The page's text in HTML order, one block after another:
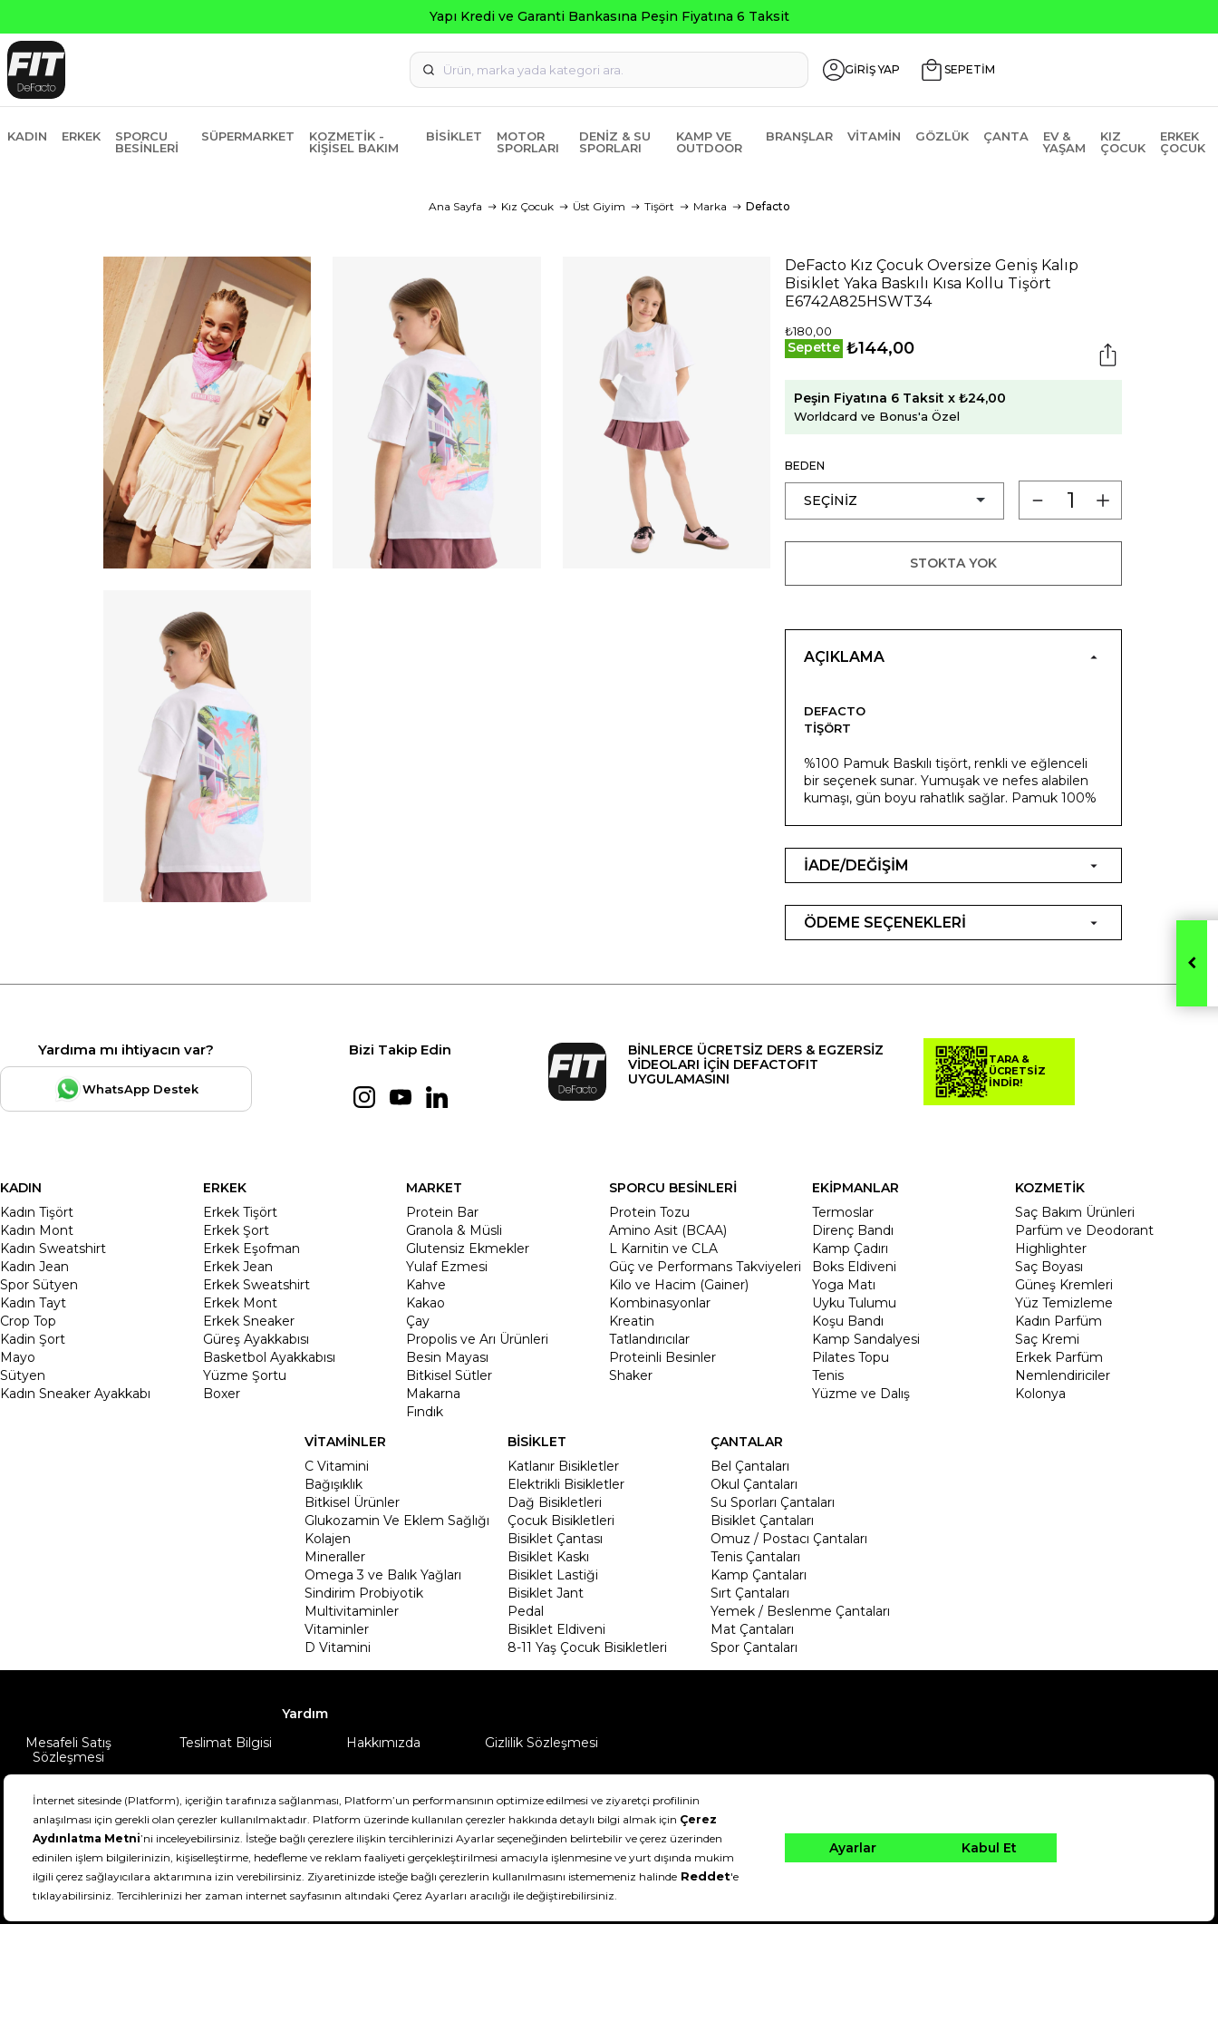
Yapı Kredi ve Garanti Bankasına Peşin Fiyatına 6 Taksit
GİRİŞ YAP SEPETİM
KADIN ERKEK
SPORCU
BESINLERI
SÜPERMARKET
KOZMETIK -
KIŞISEL BAKIM
BISIKLET
MOTOR
SPORLARI
DENIZ & SU
SPORLARI
KAMP VE
OUTDOOR
BRANŞLAR VITAMIN GÖZLÜK ÇANTA
EV &
YAŞAM
KIZ
ÇOCUK
ERKEK
ÇOCUK
Ana Sayfa Kız Çocuk Üst Giyim Tişört Marka Defacto
DeFacto Kız Çocuk Oversize Geniş Kalıp
Bisiklet Yaka Baskılı Kısa Kollu Tişört
E6742A825HSWT34
₺180,00
Sepette ₺144,00
Peşin Fiyatına 6 Taksit x ₺24,00
Worldcard ve Bonus'a Özel
BEDEN
STOKTA YOK
AÇIKLAMA
DEFACTO
TIŞÖRT
%100 Pamuk Baskılı tişört, renkli ve eğlenceli
bir seçenek sunar. Yumuşak ve nefes alabilen
kumaşı, gün boyu rahatlık sağlar. Pamuk 100%
İADE/DEĞİŞİM
ÖDEME SEÇENEKLERİ
Yardıma mı ihtiyacın var?
WhatsApp Destek
Bizi Takip Edin
BİNLERCE ÜCRETSİZ DERS & EGZERSİZ
VİDEOLARI İÇİN DEFACTOFIT
UYGULAMASINI
TARA &
ÜCRETSİZ
İNDİR!
KADIN
Kadın Tişört
Kadın Mont
Kadın Sweatshirt
Kadın Jean
Spor Sütyen
Kadın Tayt
Crop Top
Kadin Şort
Mayo
Sütyen
Kadın Sneaker Ayakkabı
ERKEK
Erkek Tişört
Erkek Şort
Erkek Eşofman
Erkek Jean
Erkek Sweatshirt
Erkek Mont
Erkek Sneaker
Güreş Ayakkabısı
Basketbol Ayakkabısı
Yüzme Şortu
Boxer
MARKET
Protein Bar
Granola & Müsli
Glutensiz Ekmekler
Yulaf Ezmesi
Kahve
Kakao
Çay
Propolis ve Arı Ürünleri
Besin Mayası
Bitkisel Sütler
Makarna
Fındık
SPORCU BESİNLERİ
Protein Tozu
Amino Asit (BCAA)
L Karnitin ve CLA
Güç ve Performans Takviyeleri
Kilo ve Hacim (Gainer)
Kombinasyonlar
Kreatin
Tatlandırıcılar
Proteinli Besinler
Shaker
EKİPMANLAR
Termoslar
Direnç Bandı
Kamp Çadırı
Boks Eldiveni
Yoga Matı
Uyku Tulumu
Koşu Bandı
Kamp Sandalyesi
Pilates Topu
Tenis
Yüzme ve Dalış
KOZMETİK
Saç Bakım Ürünleri
Parfüm ve Deodorant
Highlighter
Saç Boyası
Güneş Kremleri
Yüz Temizleme
Kadın Parfüm
Saç Kremi
Erkek Parfüm
Nemlendiriciler
Kolonya
VİTAMİNLER
C Vitamini
Bağışıklık
Bitkisel Ürünler
Glukozamin Ve Eklem Sağlığı
Kolajen
Mineraller
Omega 3 ve Balık Yağları
Sindirim Probiyotik
Multivitaminler
Vitaminler
D Vitamini
BİSİKLET
Katlanır Bisikletler
Elektrikli Bisikletler
Dağ Bisikletleri
Çocuk Bisikletleri
Bisiklet Çantası
Bisiklet Kaskı
Bisiklet Lastiği
Bisiklet Jant
Pedal
Bisiklet Eldiveni
8-11 Yaş Çocuk Bisikletleri
ÇANTALAR
Bel Çantaları
Okul Çantaları
Su Sporları Çantaları
Bisiklet Çantaları
Omuz / Postacı Çantaları
Tenis Çantaları
Kamp Çantaları
Sırt Çantaları
Yemek / Beslenme Çantaları
Mat Çantaları
Spor Çantaları
Yardım
Mesafeli Satış
Sözleşmesi
Teslimat Bilgisi Hakkımızda Gizlilik Sözleşmesi
DeFactoFIT ©️ 2022-2026. Tüm hakları saklıdır.